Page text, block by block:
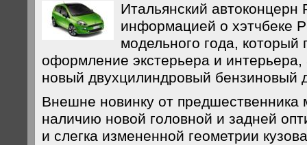
Итальянский автоконцерн
информацией о хэтчбеке
модельного года,
оформление экстерьера и
новый двухцилиндровый бензиновый
Внешне новинку от предшественника
наличию новой головной и задней
и слегка измененной геометрии